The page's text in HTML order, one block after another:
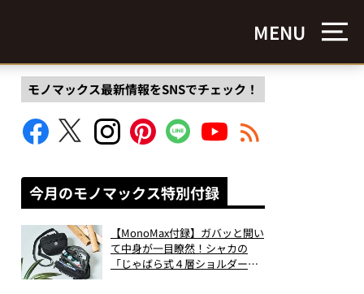
MENU
モノマックス最新情報をSNSでチェック！
今月のモノマックス特別付録
【MonoMax付録】ガバッと開い
て中身が一目瞭然！シャカの
「じゃばら式４層ショルダーバ